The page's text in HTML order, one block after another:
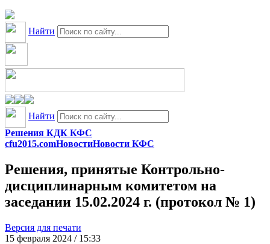
Найти
Найти
Решения КДК КФС
cfu2015.comНовостиНовости КФС
Решения, принятые Контрольно-
дисциплинарным комитетом на
заседании 15.02.2024 г. (протокол № 1)
Версия для печати
15 февраля 2024 / 15:33